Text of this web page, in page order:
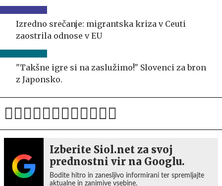
Izredno srečanje: migrantska kriza v Ceuti
zaostrila odnose v EU
"Takšne igre si na zaslužimo!" Slovenci za bron
z Japonsko.
Izberite Siol.net za svoj
prednostni vir na Googlu.
Bodite hitro in zanesljivo informirani ter spremljajte
aktualne in zanimive vsebine.